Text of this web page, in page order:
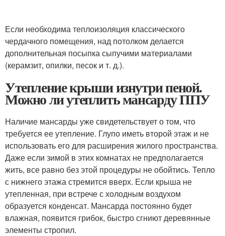
Если необходима теплоизоляция классического
чердачного помещения, над потолком делается
дополнительная посыпка сыпучими материалами
(керамзит, опилки, песок и т. д.).
Утепление крыши изнутри пеной.
Можно ли утеплить мансарду ППУ
Наличие мансарды уже свидетельствует о том, что
требуется ее утепление. Глупо иметь второй этаж и не
использовать его для расширения жилого пространства.
Даже если зимой в этих комнатах не предполагается
жить, все равно без этой процедуры не обойтись. Тепло
с нижнего этажа стремится вверх. Если крыша не
утепленная, при встрече с холодным воздухом
образуется конденсат. Мансарда постоянно будет
влажная, появится грибок, быстро сгниют деревянные
элементы стропил.